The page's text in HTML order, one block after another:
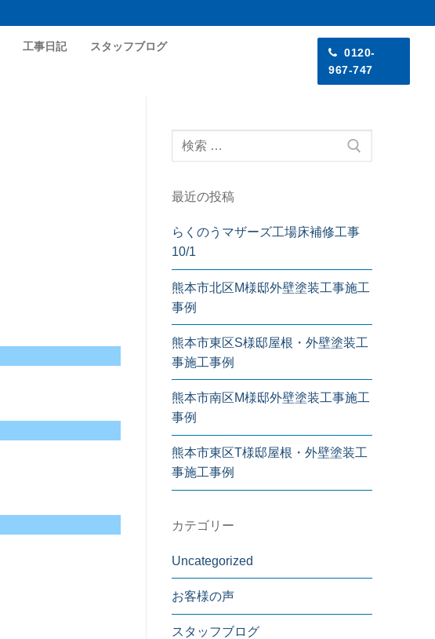
工事日記 スタッフブログ
0120-
967-747
索:
最近の投稿
らくのうマザーズ工場床補修工事
10/1
熊本市北区M様邸外壁塗装工事施工
事例
熊本市東区S様邸屋根・外壁塗装工
事施工事例
熊本市南区M様邸外壁塗装工事施工
事例
熊本市東区T様邸屋根・外壁塗装工
事施工事例
カテゴリー
Uncategorized
お客様の声
スタッフブログ